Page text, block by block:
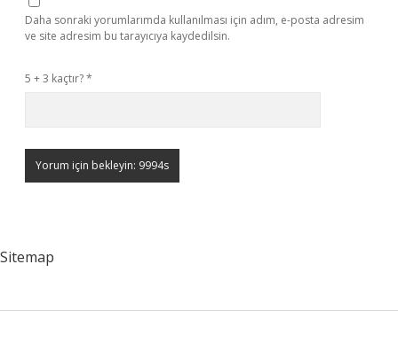
Daha sonraki yorumlarımda kullanılması için adım, e-posta adresim
ve site adresim bu tarayıcıya kaydedilsin.
5 + 3 kaçtır?*
Sitemap